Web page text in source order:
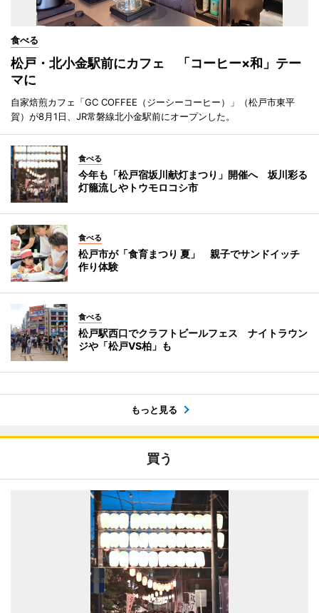
食べる
松戸・北小金駅前にカフェ 「コーヒー×和」テー
マに
自家焙煎カフェ「GC COFFEE（ジーシーコーヒー）」（松戸市東平
賀）が8月1日、JR常磐線北小金駅前にオープンした。
食べる
今年も「松戸宿坂川献灯まつり」開催へ 坂川彩る
灯籠流しやトウモロコシ市
食べる
松戸市が「食育まつり 夏」 親子でサンドイッチ
作り体験
食べる
松戸駅西口でクラフトビールフェス ナイトラウン
ジや「松戸VS柏」も
もっと見る
買う